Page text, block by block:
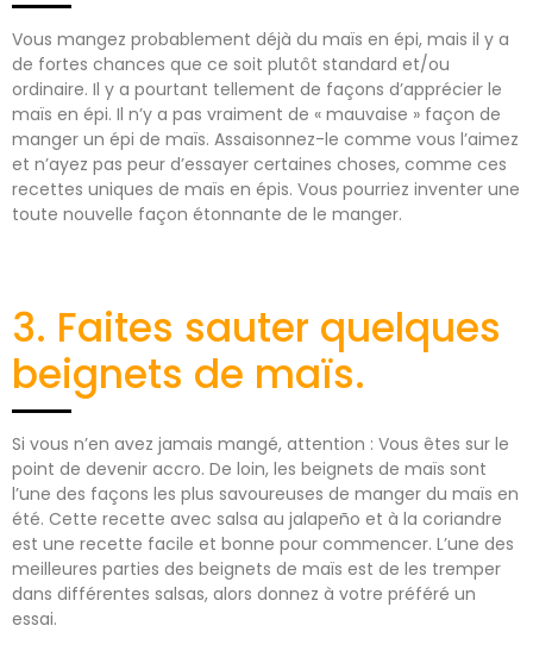
Vous mangez probablement déjà du maïs en épi, mais il y a
de fortes chances que ce soit plutôt standard et/ou
ordinaire. Il y a pourtant tellement de façons d’apprécier le
maïs en épi. Il n’y a pas vraiment de « mauvaise » façon de
manger un épi de maïs. Assaisonnez-le comme vous l’aimez
et n’ayez pas peur d’essayer certaines choses, comme ces
recettes uniques de maïs en épis. Vous pourriez inventer une
toute nouvelle façon étonnante de le manger.
3. Faites sauter quelques
beignets de maïs.
Si vous n’en avez jamais mangé, attention : Vous êtes sur le
point de devenir accro. De loin, les beignets de maïs sont
l’une des façons les plus savoureuses de manger du maïs en
été. Cette recette avec salsa au jalapeño et à la coriandre
est une recette facile et bonne pour commencer. L’une des
meilleures parties des beignets de maïs est de les tremper
dans différentes salsas, alors donnez à votre préféré un
essai.